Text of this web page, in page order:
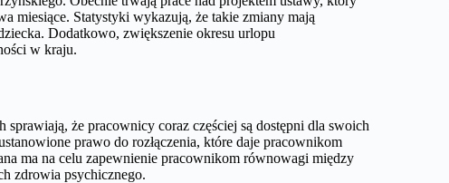
miesiące. Statystyki wykazują, że takie zmiany mają
Dodatkowo, zwiększenie okresu urlopu
w kraju.
że pracownicy coraz częściej są dostępni dla swoich
prawo do rozłączenia, które daje pracownikom
ma na celu zapewnienie pracownikom równowagi między
zdrowia psychicznego.